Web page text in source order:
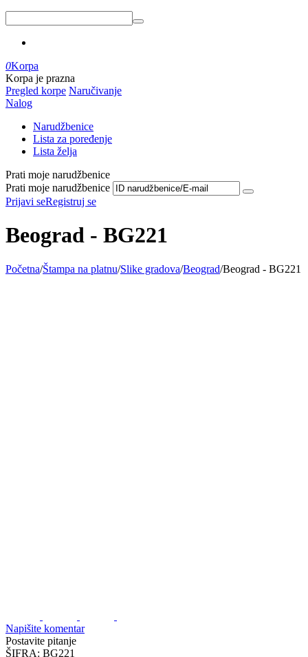
0Korpa
Korpa je prazna
Pregled korpe Naručivanje
Nalog
Narudžbenice
Lista za poređenje
Lista želja
Prati moje narudžbenice
Prati moje narudžbenice
Prijavi seRegistruj se
Beograd - BG221
Početna/Štampa na platnu/Slike gradova/Beograd/Beograd - BG221
Napišite komentar
Postavite pitanje
ŠIFRA: BG221